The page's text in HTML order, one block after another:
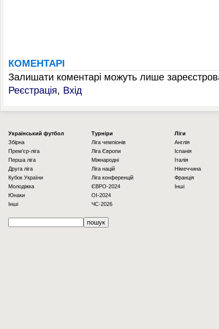
КОМЕНТАРІ
Залишати коментарі можуть лише
Реєстрація, Вхід
Українcький футбол
Збірна
Прем'єр-ліга
Перша ліга
Друга ліга
Кубок України
Молодіжка
Юнаки
Інші
Турніри
Ліга чемпіонів
Ліга Європи
Міжнародні
Ліга націй
Ліга конференцій
ЄВРО-2024
OI-2024
ЧС-2026
Ліги
Англія
Іспанія
Італія
Німеччина
Франція
Інші